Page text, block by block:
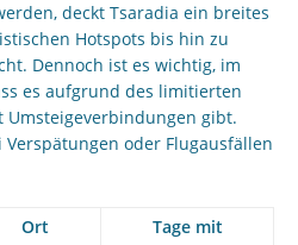
deckt Tsaradia ein breites
Hotspots bis hin zu
Dennoch ist es wichtig, im
es aufgrund des limitierten
Umsteigeverbindungen gibt.
Verspätungen oder Flugausfällen
Ort
Tage mit